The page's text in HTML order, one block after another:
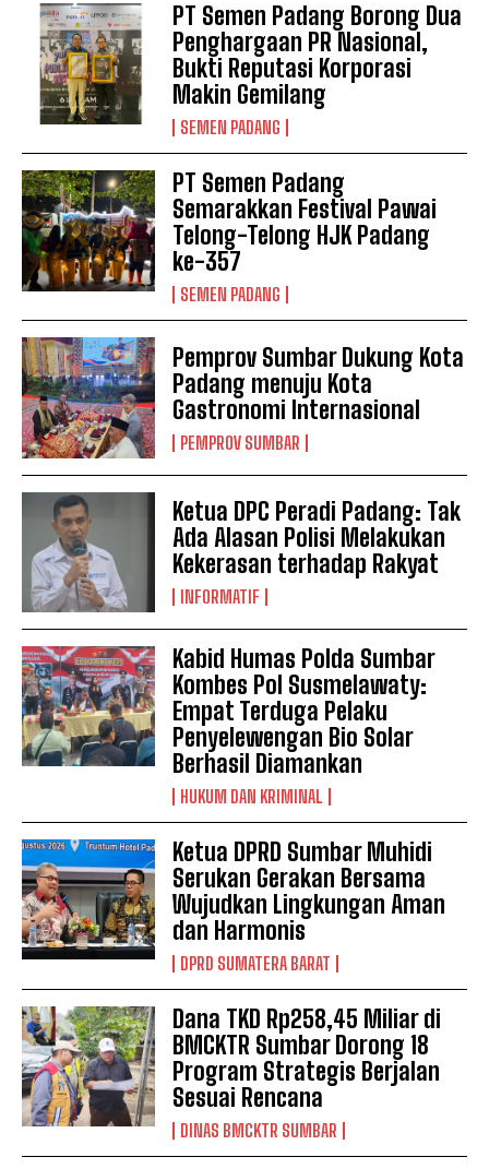
PT Semen Padang Borong Dua
Penghargaan PR Nasional,
Bukti Reputasi Korporasi
Makin Gemilang
SEMEN PADANG
PT Semen Padang
Semarakkan Festival Pawai
Telong-Telong HJK Padang
ke-357
SEMEN PADANG
Pemprov Sumbar Dukung Kota
Padang menuju Kota
Gastronomi Internasional
PEMPROV SUMBAR
Ketua DPC Peradi Padang: Tak
Ada Alasan Polisi Melakukan
Kekerasan terhadap Rakyat
INFORMATIF
Kabid Humas Polda Sumbar
Kombes Pol Susmelawaty:
Empat Terduga Pelaku
Penyelewengan Bio Solar
Berhasil Diamankan
HUKUM DAN KRIMINAL
Ketua DPRD Sumbar Muhidi
Serukan Gerakan Bersama
Wujudkan Lingkungan Aman
dan Harmonis
DPRD SUMATERA BARAT
Dana TKD Rp258,45 Miliar di
BMCKTR Sumbar Dorong 18
Program Strategis Berjalan
Sesuai Rencana
DINAS BMCKTR SUMBAR